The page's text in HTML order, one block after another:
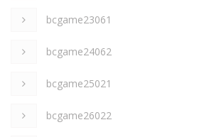
bcgame23061
bcgame24062
bcgame25021
bcgame26022